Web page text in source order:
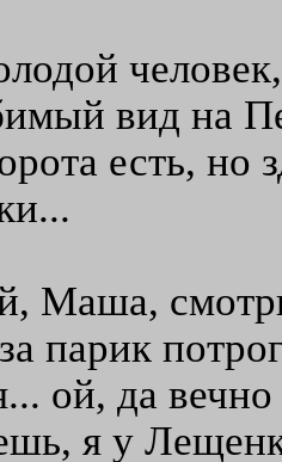
вид на
есть, но
Маша,
парик
ой, да
я у